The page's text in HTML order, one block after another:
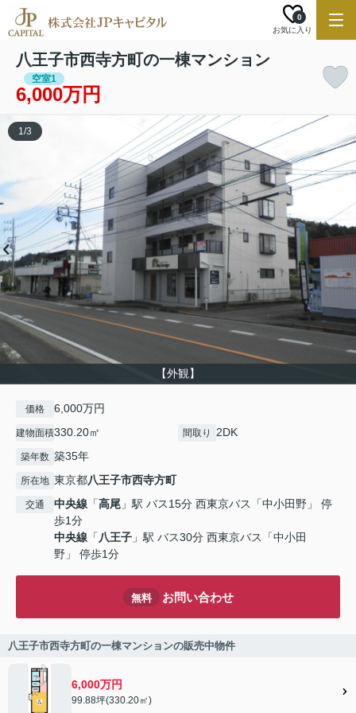
お気に入り
0
八王子市西寺方町の一棟マンション
空室1
6,000万円
【外観】
1/3
価格 6,000万円
建物面積330.20㎡ 間取り 2DK
築年数 築35年
所在地 東京都八王子市西寺方町
交通 中央線 「高尾 」駅 バス15分 西東京バス「中小田野」 停
歩1分
中央線 「八王子 」駅 バス30分 西東京バス「中小田
野」 停歩1分
無料 お問い合わせ
八王子市西寺方町の一棟マンションの販売中物件
6,000万円
99.88坪(330.20㎡)